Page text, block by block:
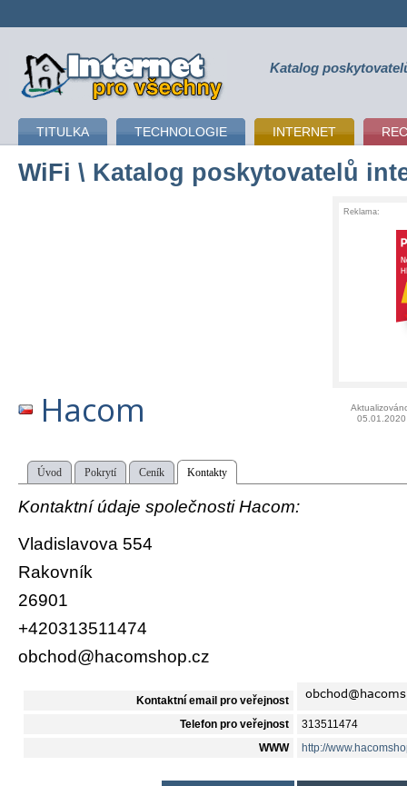
připojení k internetu Katalog
TITULKA TECHNOLOGIE INTERNET
WiFi \ Katalog poskytovatelů
Reklama:
Hacom
05.01.2020
Úvod Pokrytí Ceník Kontakty
Kontaktní údaje společnosti Hacom:
Vladislavova 554
Rakovník
26901
+420313511474
obchod@hacomshop.cz
Kontaktní email pro veřejnost
Telefon pro veřejnost 313511474
WWW http://